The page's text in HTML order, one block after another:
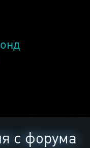
с форума